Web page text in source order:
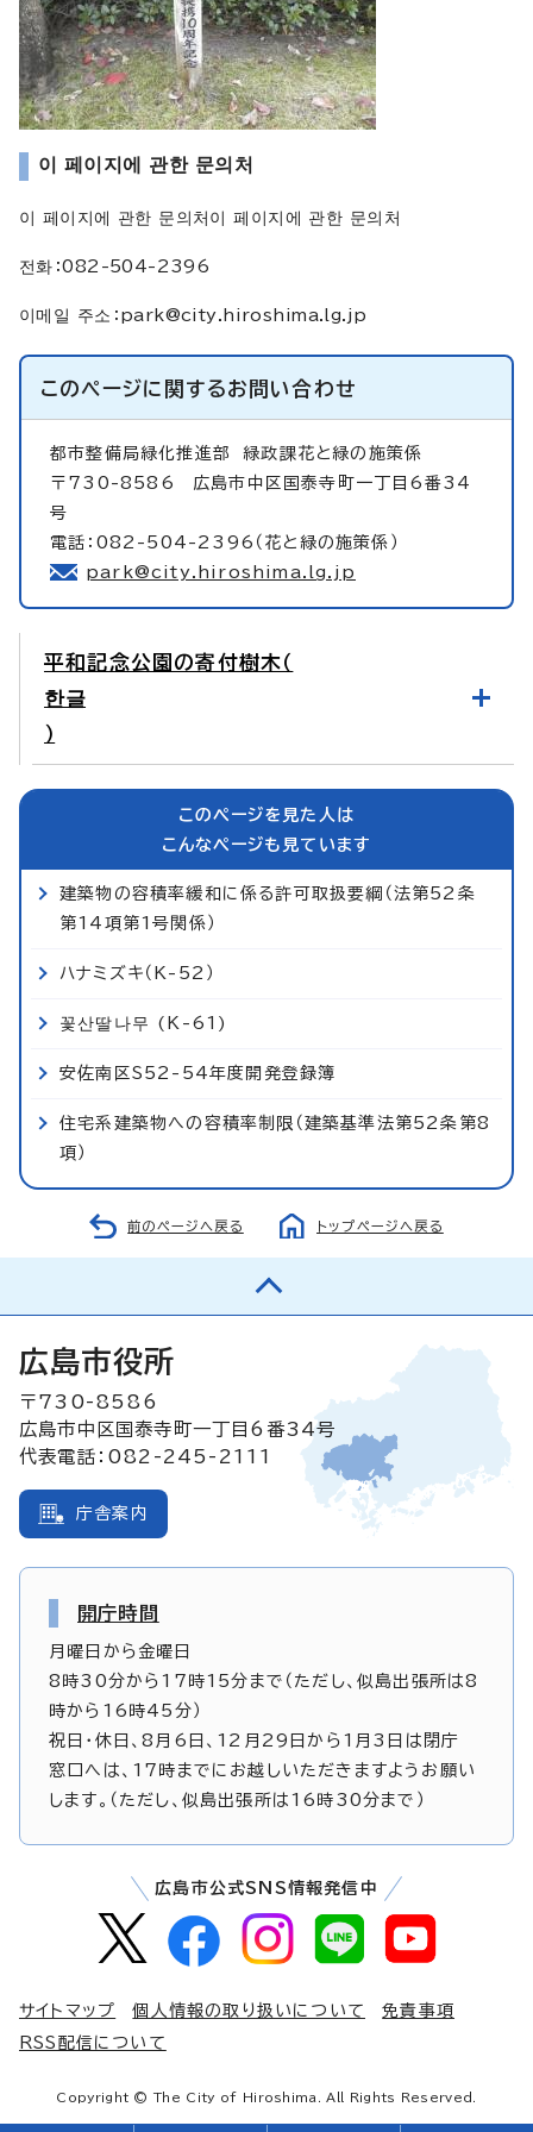
이 페이지에 관한 문의처
이 페이지에 관한 문의처이 페이지에 관한 문의처
전화：082-504-2396
이메일 주소： park@city.hiroshima.lg.jp
このページに関するお問い合わせ
都市整備局緑化推進部緑政課花と緑の施策係
〒730-8586 広島市中区国泰寺町一丁目6番34
号
電話：082-504-2396（花と緑の施策係）
park@city.hiroshima.lg.jp
平和記念公園の寄付樹木（
한글
）
このページを見た人は
こんなページも見ています
建築物の容積率緩和に係る許可取扱要綱（法第52条
第14項第1号関係）
ハナミズキ（K-52）
꽃산딸나무 (K-61)
安佐南区S52-54年度開発登録簿
住宅系建築物への容積率制限（建築基準法第52条第8
項）
前のページへ戻る トップページへ戻る
広島市役所
〒730-8586
広島市中区国泰寺町一丁目6番34号
代表電話：082-245-2111
庁舎案内
開庁時間
月曜日から金曜日
8時30分から17時15分まで（ただし、似島出張所は8
時から16時45分）
祝日・休日、8月6日、12月29日から1月3日は閉庁
窓口へは、17時までにお越しいただきますようお願い
します。（ただし、似島出張所は16時30分まで）
広島市公式SNS情報発信中
サイトマップ 個人情報の取り扱いについて
免責事項
RSS配信について
Copyright © The City of Hiroshima. All Rights Reserved.